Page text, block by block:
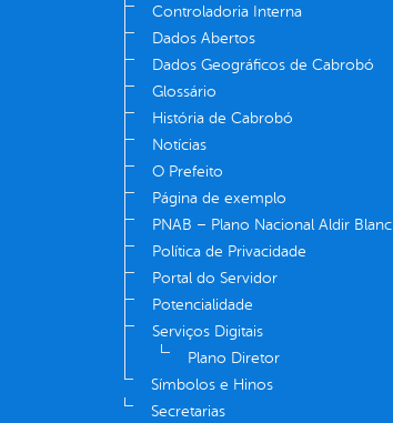
Controladoria Interna
Dados Abertos
Dados Geográficos de Cabrobó
Glossário
História de Cabrobó
Notícias
O Prefeito
Página de exemplo
PNAB – Plano Nacional Aldir Blanc
Política de Privacidade
Portal do Servidor
Potencialidade
Serviços Digitais
Plano Diretor
Símbolos e Hinos
Secretarias